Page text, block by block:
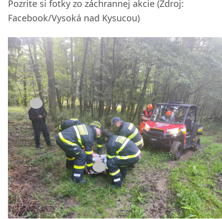
Pozrite si fotky zo záchrannej akcie (Zdroj:
Facebook/Vysoká nad Kysucou)